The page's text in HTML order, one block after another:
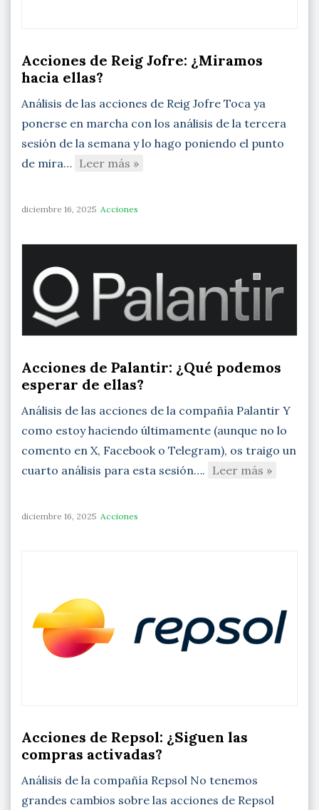
Acciones de Reig Jofre: ¿Miramos
hacia ellas?
Análisis de las acciones de Reig Jofre Toca ya
ponerse en marcha con los análisis de la tercera
sesión de la semana y lo hago poniendo el punto
de mira… Leer más »
diciembre 16, 2025 Acciones
Acciones de Palantir: ¿Qué podemos
esperar de ellas?
Análisis de las acciones de la compañía Palantir Y
como estoy haciendo últimamente (aunque no lo
comento en X, Facebook o Telegram), os traigo un
cuarto análisis para esta sesión…. Leer más »
diciembre 16, 2025 Acciones
Acciones de Repsol: ¿Siguen las
compras activadas?
Análisis de la compañía Repsol No tenemos
grandes cambios sobre las acciones de Repsol